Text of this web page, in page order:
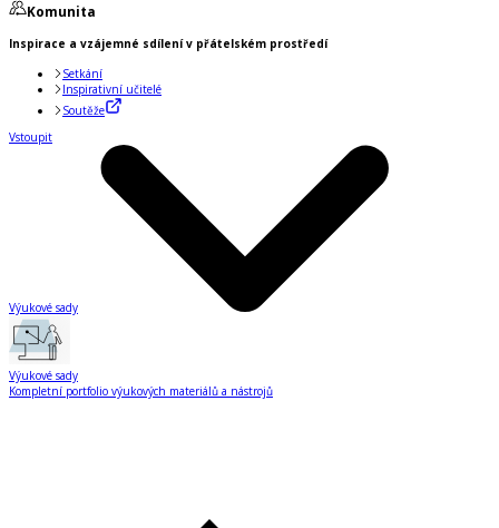
Komunita
Inspirace a vzájemné sdílení v přátelském prostředí
Setkání
Inspirativní učitelé
Soutěže
Vstoupit
Výukové sady
Výukové sady
Kompletní portfolio výukových materiálů a nástrojů